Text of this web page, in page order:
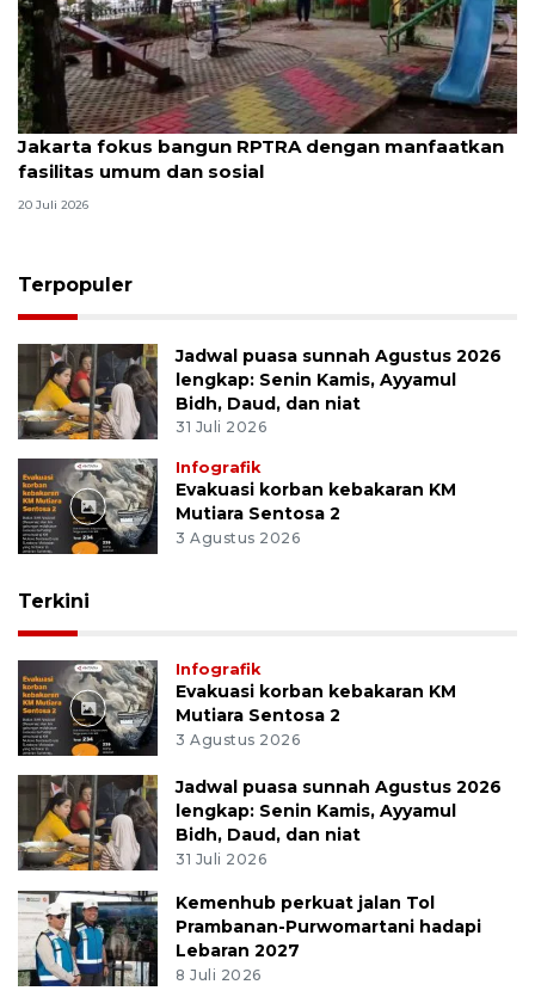
Jakarta fokus bangun RPTRA dengan manfaatkan
fasilitas umum dan sosial
20 Juli 2026
Terpopuler
Jadwal puasa sunnah Agustus 2026
lengkap: Senin Kamis, Ayyamul
Bidh, Daud, dan niat
31 Juli 2026
Infografik
Evakuasi korban kebakaran KM
Mutiara Sentosa 2
3 Agustus 2026
Terkini
Infografik
Evakuasi korban kebakaran KM
Mutiara Sentosa 2
3 Agustus 2026
Jadwal puasa sunnah Agustus 2026
lengkap: Senin Kamis, Ayyamul
Bidh, Daud, dan niat
31 Juli 2026
Kemenhub perkuat jalan Tol
Prambanan-Purwomartani hadapi
Lebaran 2027
8 Juli 2026